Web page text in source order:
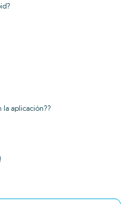
la aplicación??